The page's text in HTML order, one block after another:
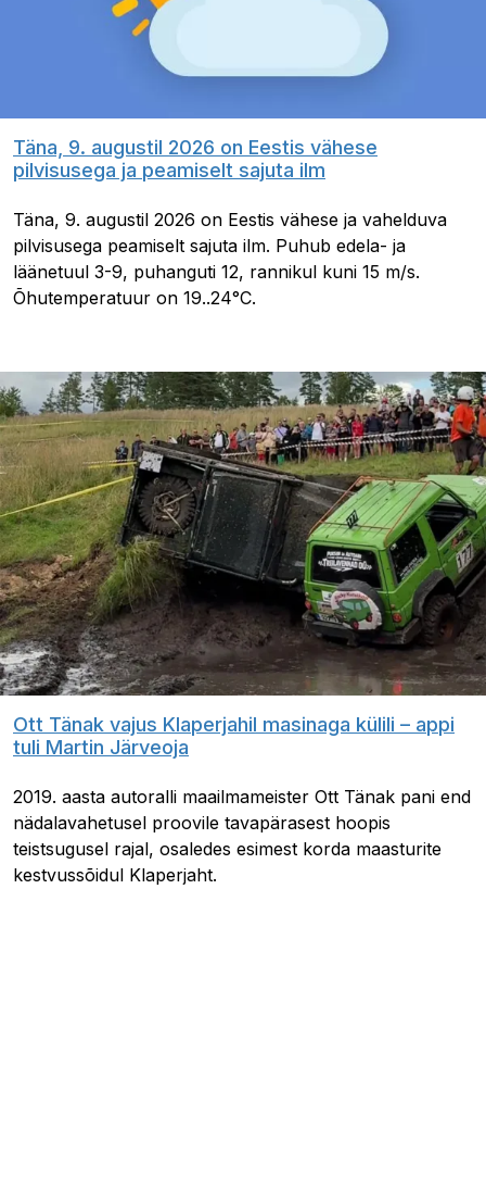
Täna, 9. augustil 2026 on Eestis vähese
pilvisusega ja peamiselt sajuta ilm
Täna, 9. augustil 2026 on Eestis vähese ja vahelduva
pilvisusega peamiselt sajuta ilm. Puhub edela- ja
läänetuul 3-9, puhanguti 12, rannikul kuni 15 m/s.
Õhutemperatuur on 19..24°C.
Ott Tänak vajus Klaperjahil masinaga külili – appi
tuli Martin Järveoja
2019. aasta autoralli maailmameister Ott Tänak pani end
nädalavahetusel proovile tavapärasest hoopis
teistsugusel rajal, osaledes esimest korda maasturite
kestvussõidul Klaperjaht.